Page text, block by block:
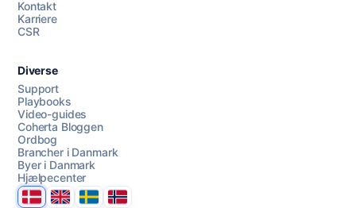
AI Campaign Assist
Kontakt
Karriere
CSR
Diverse
Support
Playbooks
Video-guides
Coherta Bloggen
Ordbog
Brancher i Danmark
Byer i Danmark
Hjælpecenter
DanmarkUnited Kingdom
SverigeNorge